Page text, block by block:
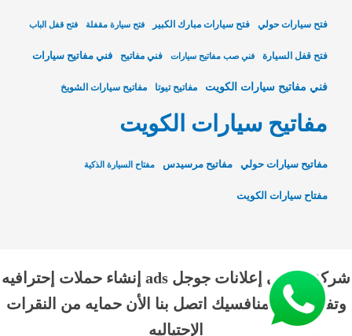
فتح سيارات حولي فتح سيارات مبارك الكبير فتح سيارة مقفلة فتح قفل الباب
فتح قفل السيارة فني صب مفاتيح سيارات فني مفاتيح فني مفاتيح سيارات
فني مفاتيح سيارات الكويت مفاتيح تيوتا مفاتيح سيارات الشويخ
مفاتيح سيارات الكويت
مفاتيح سيارات حولي مفاتيح مرسيدس مفتاح السيارة الذكية
مفتاح سيارات الكويت
شركة الناجي إعلانات جوجل ads إنشاء حملات إحترافيه
وتفوق علي منافسيك اتصل بنا الأن حمايه من النقرات
الإحتياليه